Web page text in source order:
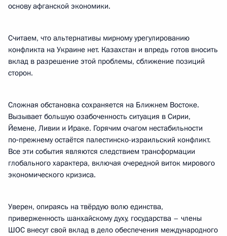
основу афганской экономики.
Считаем, что альтернативы мирному урегулированию
конфликта на Украине нет. Казахстан и впредь готов вносить
вклад в разрешение этой проблемы, сближение позиций
сторон.
Сложная обстановка сохраняется на Ближнем Востоке.
Вызывает большую озабоченность ситуация в Сирии,
Йемене, Ливии и Ираке. Горячим очагом нестабильности
по‑прежнему остаётся палестинско-израильский конфликт.
Все эти события являются следствием трансформации
глобального характера, включая очередной виток мирового
экономического кризиса.
Уверен, опираясь на твёрдую волю единства,
приверженность шанхайскому духу, государства – члены
ШОС внесут свой вклад в дело обеспечения международного